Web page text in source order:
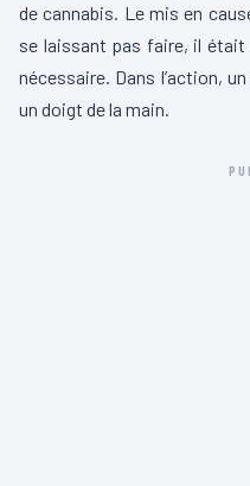
de cannabis. Le mis en
se laissant pas faire, il
nécessaire. Dans l’action,
un doigt de la main.